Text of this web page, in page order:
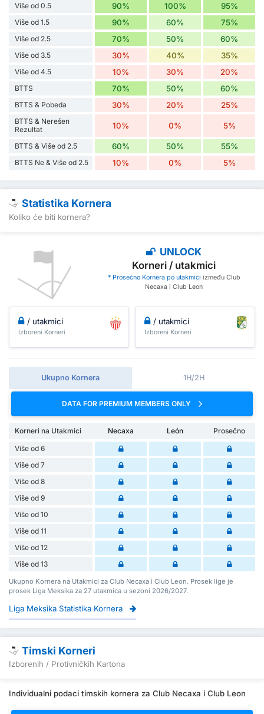
Više od 0.5
90% 100% 95%
Više od 1.5 90% 60% 75%
Više od 2.5 70% 50% 60%
Više od 3.5 30% 40% 35%
Više od 4.5 10% 30% 20%
BTTS 70% 50% 60%
BTTS & Pobeda 30% 20% 25%
BTTS & Nerešen
Rezultat
10% 0% 5%
BTTS & Više od 2.5 60% 50% 55%
BTTS Ne & Više od 2.5 10% 0% 5%
Statistika Kornera
Koliko će biti kornera?
UNLOCK
Korneri / utakmici
* Prosečno Kornera po utakmici između Club
Necaxa i Club Leon
/ utakmici
Izboreni Korneri
/ utakmici
Izboreni Korneri
Ukupno Kornera 1H/2H
DATA FOR PREMIUM MEMBERS ONLY
Korneri na Utakmici Necaxa León
Prosečno
Više od 6
Više od 7
Više od 8
Više od 9
Više od 10
Više od 11
Više od 12
Više od 13
Ukupno Kornera na Utakmici za Club Necaxa i Club Leon. Prosek lige je
prosek Liga Meksika za 27 utakmica u sezoni 2026/2027.
Liga Meksika Statistika Kornera
Timski Korneri
Izborenih / Protivničkih Kartona
Individualni podaci timskih kornera za Club Necaxa i Club Leon